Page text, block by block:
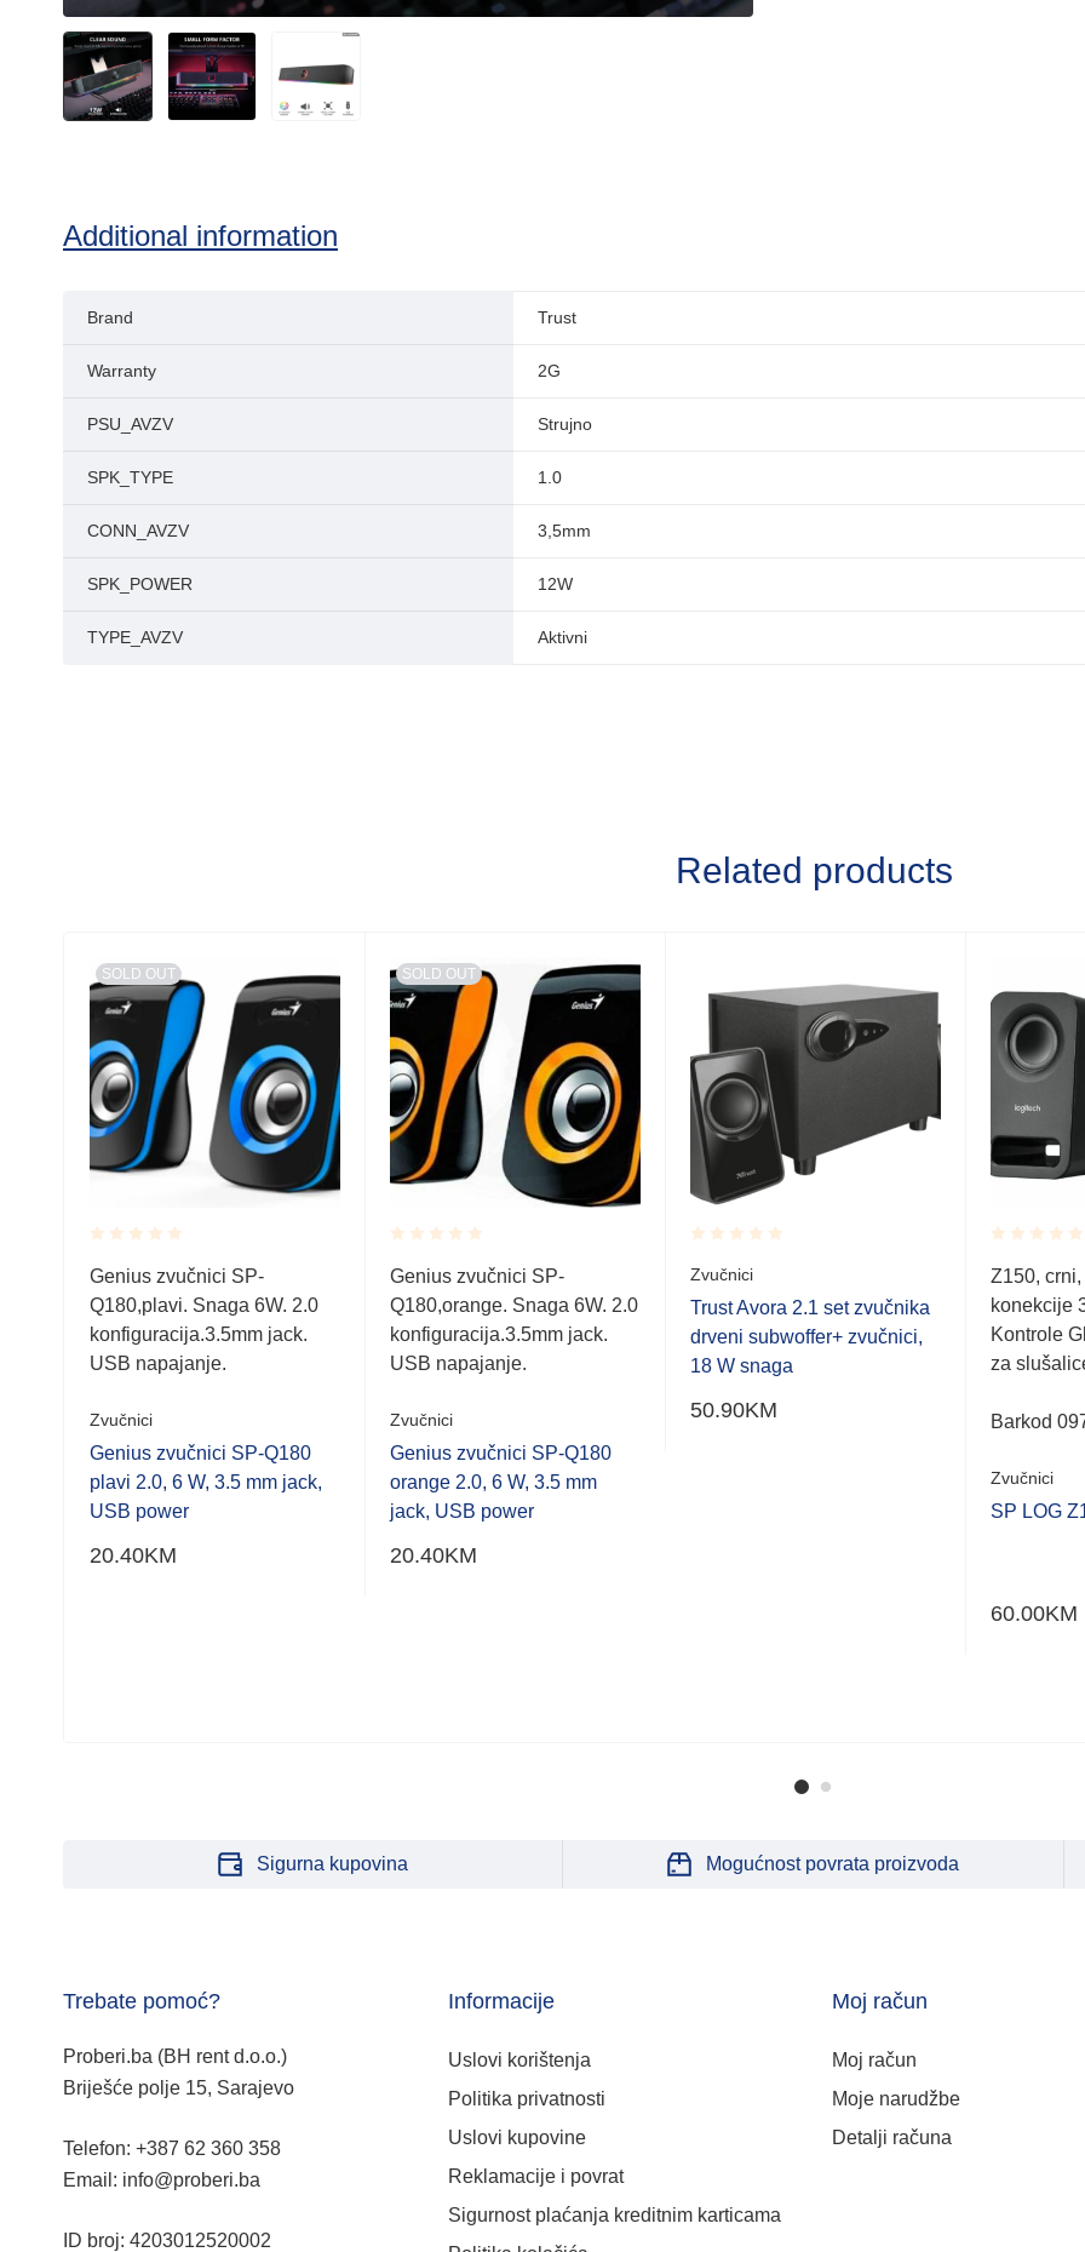
Additional information
Brand Trust
Warranty 2G
PSU_AVZV Strujno
SPK_TYPE 1.0
CONN_AVZV 3,5mm
SPK_POWER 12W
TYPE_AVZV Aktivni
Related products
SOLD OUT
Rated
0.001
out
of
5
Genius zvučnici SP-
Q180,plavi. Snaga 6W. 2.0
konfiguracija.3.5mm jack.
USB napajanje.
Zvučnici
Genius zvučnici SP-Q180
plavi 2.0, 6 W, 3.5 mm jack,
USB power
20.40KM
SOLD OUT
Rated
0.001
out
of
5
Genius zvučnici SP-
Q180,orange. Snaga 6W. 2.0
konfiguracija.3.5mm jack.
USB napajanje.
Zvučnici
Genius zvučnici SP-Q180
orange 2.0, 6 W, 3.5 mm
jack, USB power
20.40KM
Rated
0.001
out
of
5
Zvučnici
Trust Avora 2.1 set zvučnika
drveni subwoffer+ zvučnici,
18 W snaga
50.90KM
Rated
0.001
out
of
5
Z150,
konekcije
Kontrole
za
Barkod
Zvučnici
SP LOG
60.00KM
Sigurna kupovina Mogućnost povrata proizvoda
Trebate pomoć?
Proberi.ba (BH rent d.o.o.)
Briješće polje 15, Sarajevo
Telefon: +387 62 360 358
Email: info@proberi.ba
ID broj: 4203012520002
Informacije
Uslovi korištenja
Politika privatnosti
Uslovi kupovine
Reklamacije i povrat
Sigurnost plaćanja kreditnim karticama
Moj račun
Moj račun
Moje narudžbe
Detalji računa